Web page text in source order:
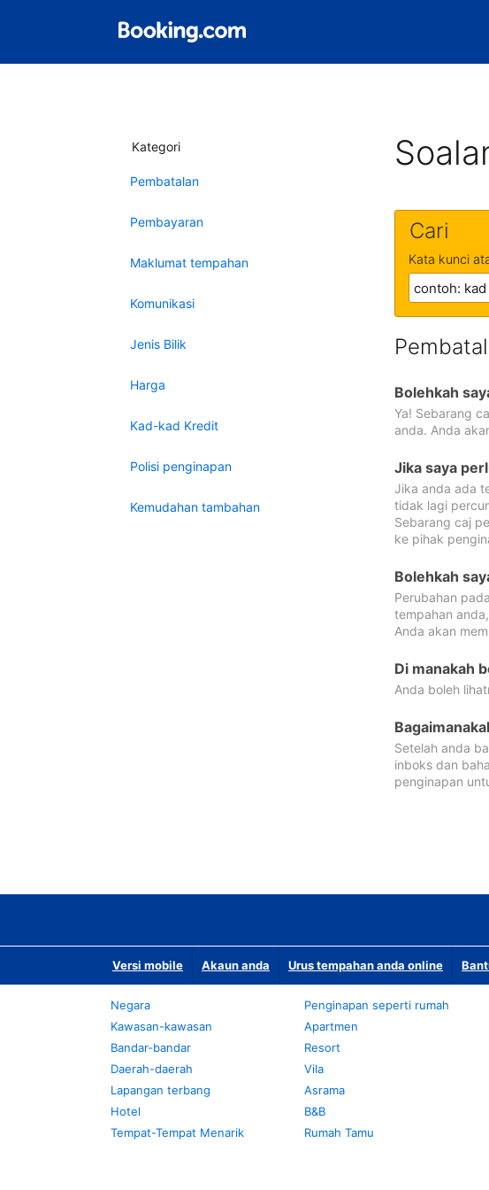
Kategori
Pembatalan
Pembayaran
Maklumat tempahan
Komunikasi
Jenis Bilik
Harga
Kad-kad Kredit
Polisi penginapan
Kemudahan tambahan
Cari
Kata kunci
Bolehkah
Ya! Sebarang
anda. Anda
Jika saya
Jika anda ada
tidak lagi
Sebarang caj
ke pihak
Bolehkah
Perubahan
tempahan
Anda akan
Di manakah
Anda boleh
Setelah anda
inboks dan
penginapan
Versi mobile Akaun anda Urus tempahan anda online
Negara
Kawasan-kawasan
Bandar-bandar
Daerah-daerah
Lapangan terbang
Hotel
Tempat-Tempat Menarik
Penginapan seperti rumah
Apartmen
Resort
Vila
Asrama
B&B
Rumah Tamu